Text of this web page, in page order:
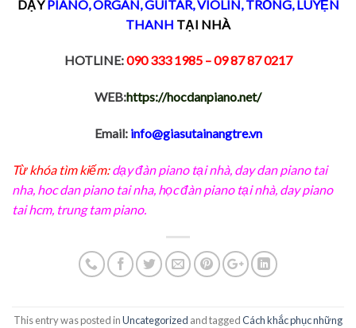
DẠYPIANO,ORGAN,GUITAR,VIOLIN, TRỐNG, LUYỆN
THANH TẠI NHÀ
HOTLINE:090 333 1985 – 09 87 87 0217
WEB:https://hocdanpiano.net/
Email: info@giasutainangtre.vn
Từ khóa tìm kiếm: dạy đàn piano tại nhà, day dan piano tai
nha, hoc dan piano tai nha, học đàn piano tại nhà, day piano
tai hcm, trung tam piano.
This entry was posted inUncategorized and taggedCách khắc phục những